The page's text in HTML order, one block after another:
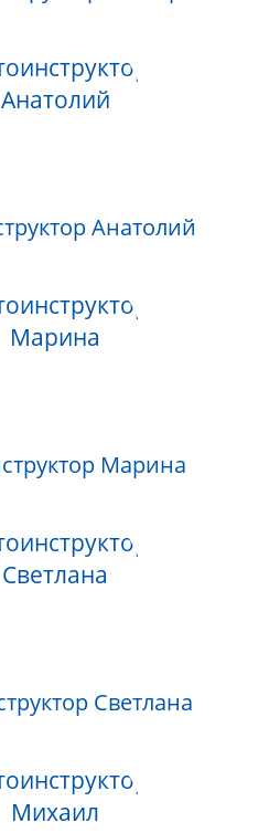
Анатолий
Марина
Светлана